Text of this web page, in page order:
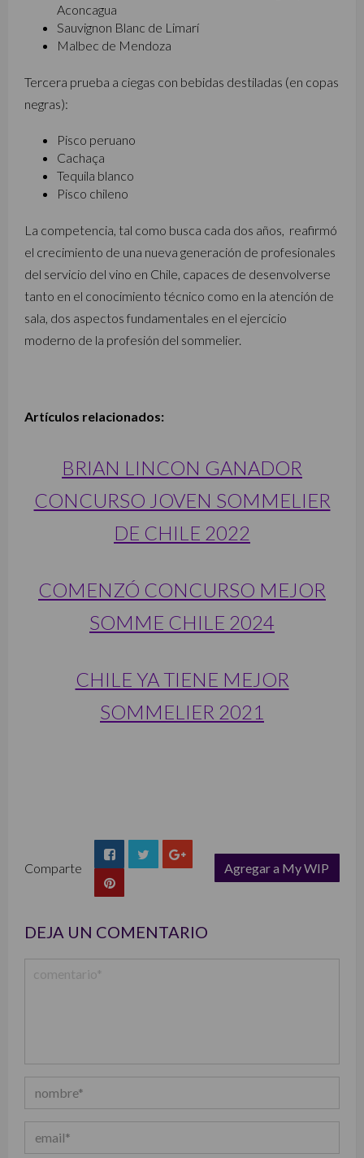
Aconcagua
Sauvignon Blanc de Limarí
Malbec de Mendoza
Tercera prueba a ciegas con bebidas destiladas (en copas
negras):
Pisco peruano
Cachaça
Tequila blanco
Pisco chileno
La competencia, tal como busca cada dos años, reafirmó
el crecimiento de una nueva generación de profesionales
del servicio del vino en Chile, capaces de desenvolverse
tanto en el conocimiento técnico como en la atención de
sala, dos aspectos fundamentales en el ejercicio
moderno de la profesión del sommelier.
Artículos relacionados:
BRIAN LINCON GANADOR
CONCURSO JOVEN SOMMELIER
DE CHILE 2022
COMENZÓ CONCURSO MEJOR
SOMME CHILE 2024
CHILE YA TIENE MEJOR
SOMMELIER 2021
Comparte
Agregar a My WIP
DEJA UN COMENTARIO